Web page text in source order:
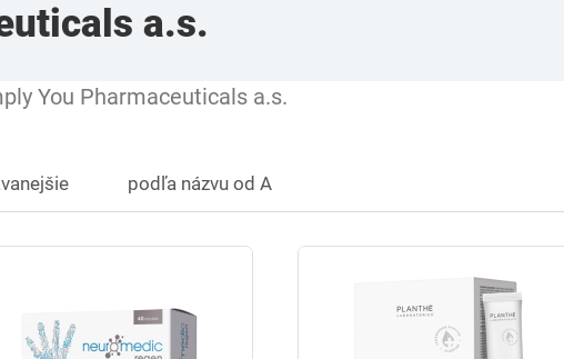
a.s.
You Pharmaceuticals a.s.
podľa názvu od A